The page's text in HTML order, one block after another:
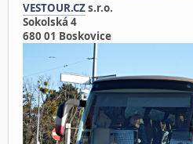
VESTOUR.CZs.r.o.
Sokolská 4
680 01 Boskovice